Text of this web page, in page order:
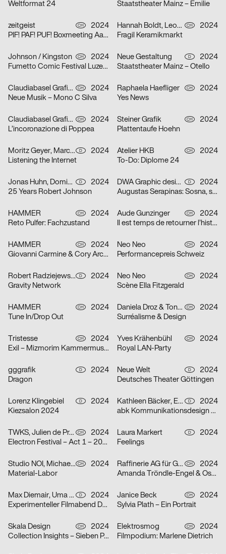
Weltformat 24
Staatstheater Mainz – Emilie
zeitgeist CH
2024
PIF! PAF! PUF! Boxmeeting Aarau
Hannah Boldt, Leonie Felber CH
2024
Fragil Keramikmarkt
Johnson / Kingston CH
2024
Fumetto Comic Festival Luzern
Neue Gestaltung D
2024
Staatstheater Mainz – Otello
Claudiabasel Grafik + Interaktion CH
2024
Neue Musik – Mono C Silva
Raphaela Haefliger CH
2024
Yes News
Claudiabasel Grafik + Interaktion CH
2024
L’incoronazione di Poppea
Steiner Grafik CH
2024
Plattentaufe Hoehn
Moritz Geyer, Marc Roecker D
2024
Listening the Internet
Atelier HKB CH
2024
To-Do: Diplome 24
Jonas Huhn, Dominik Keller, Michael Satter D
2024
25 Years Robert Johnson
DWA Graphic design department D
2024
Augustas Serapinas: Sosna, swierk i osika
HAMMER CH
2024
Reto Pulfer: Fachzustand
Aude Gunzinger CH
2024
Il est temps de retourner l’histoire
HAMMER CH
2024
Giovanni Carmine & Cory Arcangel: ALL I EAT IN A DAY
Neo Neo CH
2024
Performancepreis Schweiz
Robert Radziejewski, Michal Veltruský D
2024
Gravity Network
Neo Neo CH
2024
Scène Ella Fitzgerald
HAMMER CH
2024
Tune In/Drop Out
Daniela Droz & Tonatiuh Ambrosetti, Neo Neo CH
2024
Surréalisme & Design
Tristesse CH
2024
Exil – Mizmorim Kammermusik Festival Basel
Yves Krähenbühl CH
2024
Royal LAN-Party
gggrafik D
2024
Dragon
Neue Welt D
2024
Deutsches Theater Göttingen
Lorenz Klingebiel D
2024
Kiezsalon 2024
Kathleen Bäcker, Emma Dreiucker, Julius Geyer, Max Reichert D
2024
abk Kommunikationsdesign Workshops
TWKS, Julien de Preux, Mathilde Veuthey CH
2024
Electron Festival – Act 1 – 2024
Laura Markert D
2024
Feelings
Studio NOI, Michael Lio CH
2024
Material-Labor
Raffinerie AG für Gestaltung CH
2024
Amanda Tröndle-Engel & Oskar Tröndle
Max Diemair, Uma Grotrian-Steinweg D
2024
Experimenteller Filmabend Dunst
Janice Beck CH
2024
Sylvia Plath – Ein Portrait
Skala Design CH
2024
Collection Insights – Sieben Perspektiven
Elektrosmog CH
2024
Filmpodium: Marlene Dietrich